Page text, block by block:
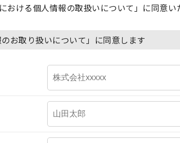
おける個人情報の取扱いについて」に同意
のお取り扱いについて」に同意します